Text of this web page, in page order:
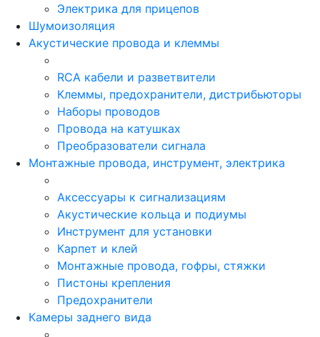
Электрика для прицепов
Шумоизоляция
Акустические провода и клеммы
RCA кабели и разветвители
Клеммы, предохранители, дистрибьюторы
Наборы проводов
Провода на катушках
Преобразователи сигнала
Монтажные провода, инструмент, электрика
Аксессуары к сигнализациям
Акустические кольца и подиумы
Инструмент для установки
Карпет и клей
Монтажные провода, гофры, стяжки
Пистоны крепления
Предохранители
Камеры заднего вида